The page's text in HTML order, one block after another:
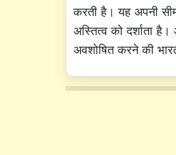
करती है। यह अपनी
अस्तित्व को दर्शाता
अवशोषित करने की